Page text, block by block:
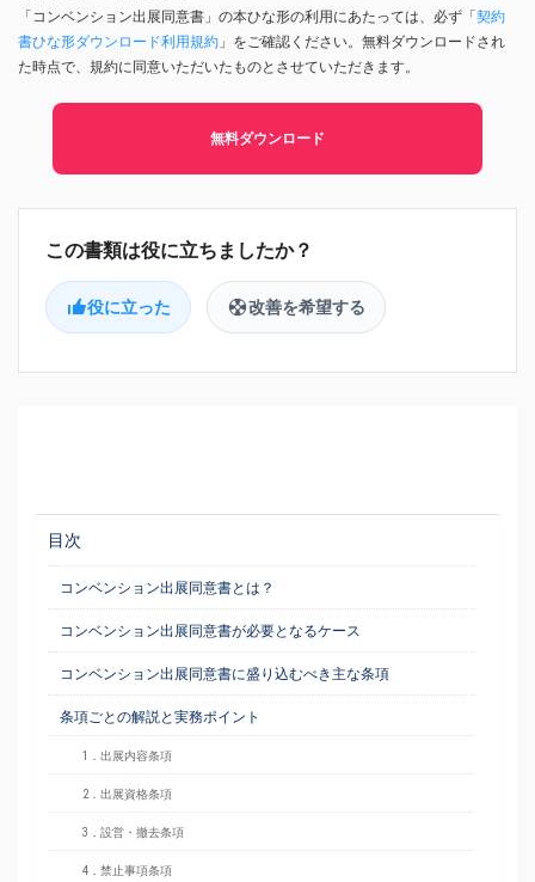
「コンベンション出展同意書」の本ひな形の利用にあたっては、必ず「契約
書ひな形ダウンロード利用規約 」をご確認ください。無料ダウンロードされ
た時点で、規約に同意いただいたものとさせていただきます。
無料ダウンロード
役に立った 改善を希望する
目次
コンベンション出展同意書とは？
コンベンション出展同意書が必要となるケース
コンベンション出展同意書に盛り込むべき主な条項
条項ごとの解説と実務ポイント
1．出展内容条項
2．出展資格条項
3．設営・撤去条項
4．禁止事項条項